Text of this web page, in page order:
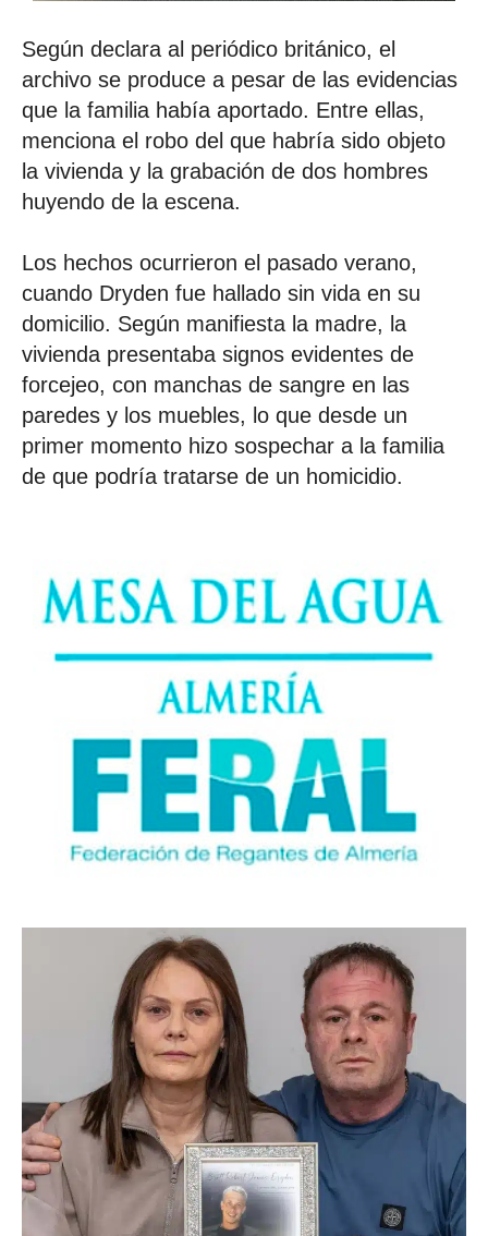
Según declara al periódico británico, el
archivo se produce a pesar de las evidencias
que la familia había aportado. Entre ellas,
menciona el robo del que habría sido objeto
la vivienda y la grabación de dos hombres
huyendo de la escena.
Los hechos ocurrieron el pasado verano,
cuando Dryden fue hallado sin vida en su
domicilio. Según manifiesta la madre, la
vivienda presentaba signos evidentes de
forcejeo, con manchas de sangre en las
paredes y los muebles, lo que desde un
primer momento hizo sospechar a la familia
de que podría tratarse de un homicidio.